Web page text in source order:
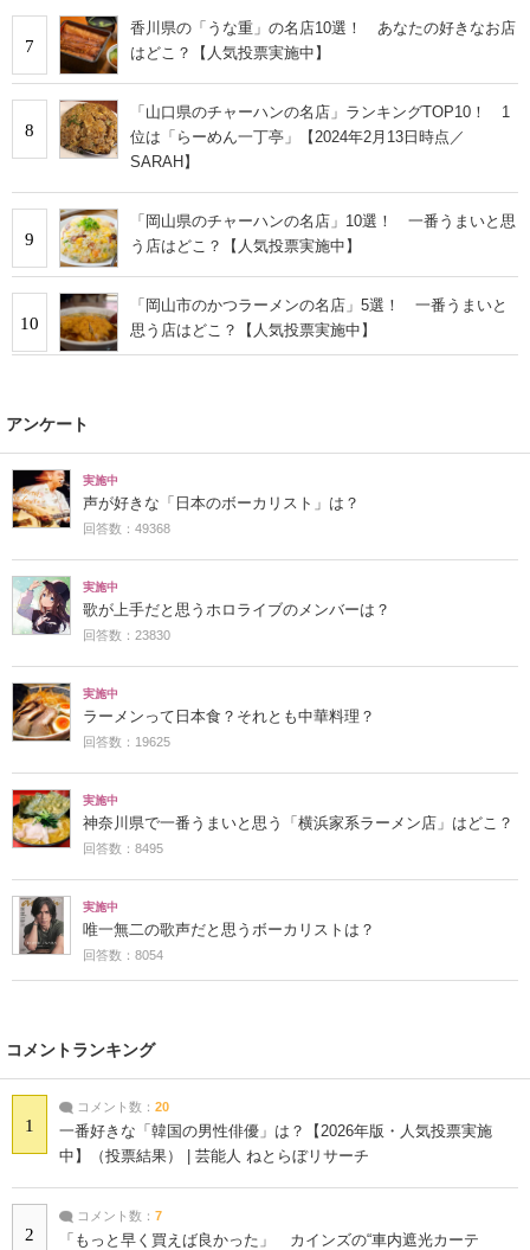
7
香川県の「うな重」の名店10選！ あなたの好きなお店
はどこ？【人気投票実施中】
8
「山口県のチャーハンの名店」ランキングTOP10！ 1
位は「らーめん一丁亭」【2024年2月13日時点／
SARAH】
9
「岡山県のチャーハンの名店」10選！ 一番うまいと思
う店はどこ？【人気投票実施中】
10
「岡山市のかつラーメンの名店」5選！ 一番うまいと
思う店はどこ？【人気投票実施中】
アンケート
実施中
声が好きな「日本のボーカリスト」は？
回答数：49368
実施中
歌が上手だと思うホロライブのメンバーは？
回答数：23830
実施中
ラーメンって日本食？それとも中華料理？
回答数：19625
実施中
神奈川県で一番うまいと思う「横浜家系ラーメン店」はどこ？
回答数：8495
実施中
唯一無二の歌声だと思うボーカリストは？
回答数：8054
コメントランキング
1
コメント数： 20
一番好きな「韓国の男性俳優」は？【2026年版・人気投票実施
中】（投票結果） | 芸能人 ねとらぼリサーチ
2
コメント数： 7
「もっと早く買えば良かった」 カインズの“車内遮光カーテ